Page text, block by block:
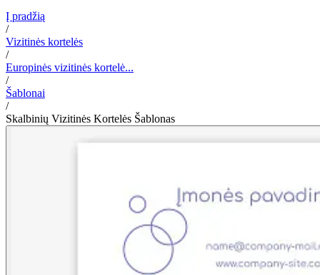
Į pradžią
/
Vizitinės kortelės
/
Europinės vizitinės kortelė...
/
Šablonai
/
Skalbinių Vizitinės Kortelės Šablonas